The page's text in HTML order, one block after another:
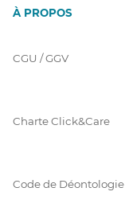
À PROPOS
CGU / GGV
Charte Click&Care
Code de Déontologie